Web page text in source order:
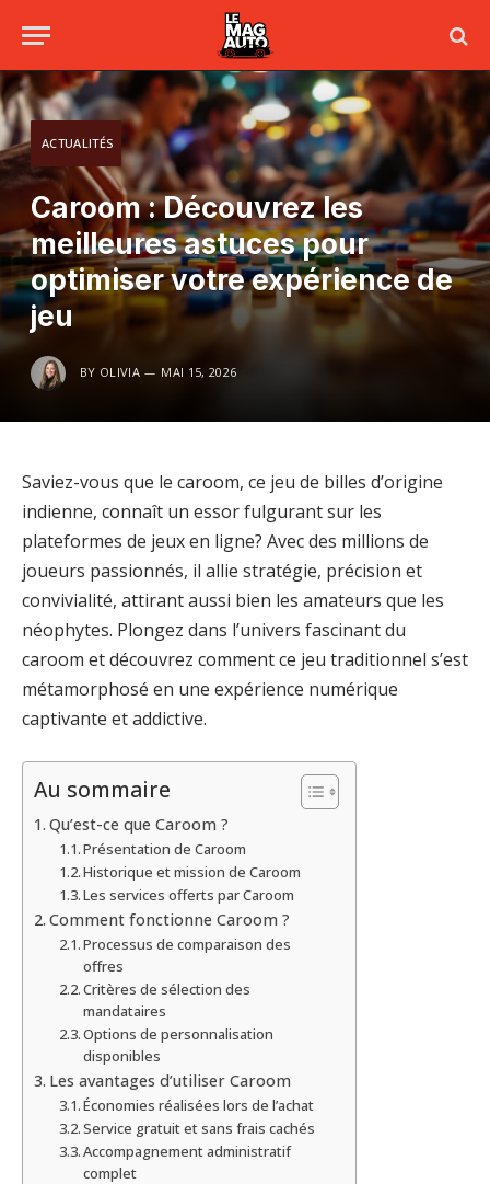
ACTUALITÉS
Caroom : Découvrez les
meilleures astuces pour
optimiser votre expérience de
jeu
BY OLIVIA MAI 15, 2026
Saviez-vous que le caroom, ce jeu de billes d’origine
indienne, connaît un essor fulgurant sur les
plateformes de jeux en ligne? Avec des millions de
joueurs passionnés, il allie stratégie, précision et
convivialité, attirant aussi bien les amateurs que les
néophytes. Plongez dans l’univers fascinant du
caroom et découvrez comment ce jeu traditionnel s’est
métamorphosé en une expérience numérique
captivante et addictive.
Au sommaire
Qu’est-ce que Caroom ?
Présentation de Caroom
Historique et mission de Caroom
Les services offerts par Caroom
Comment fonctionne Caroom ?
Processus de comparaison des
offres
Critères de sélection des
mandataires
Options de personnalisation
disponibles
Les avantages d’utiliser Caroom
Économies réalisées lors de l’achat
Service gratuit et sans frais cachés
Accompagnement administratif
complet